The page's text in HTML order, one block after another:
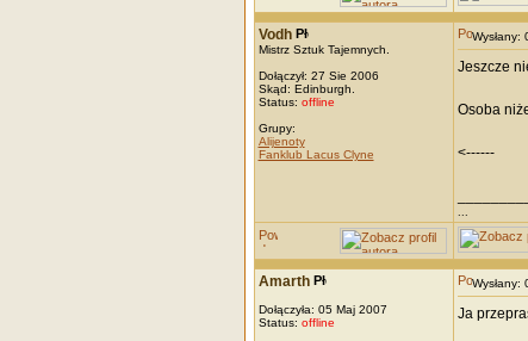
Vodh
Mistrz Sztuk Tajemnych.
Dołączył: 27 Sie 2006
Skąd: Edinburgh.
Status: offline
Grupy:
Alijenoty
Fanklub Lacus Clyne
Jeszcze
Osoba
<------
...
Amarth
Dołączyła: 05 Maj 2007
Status: offline
Ja